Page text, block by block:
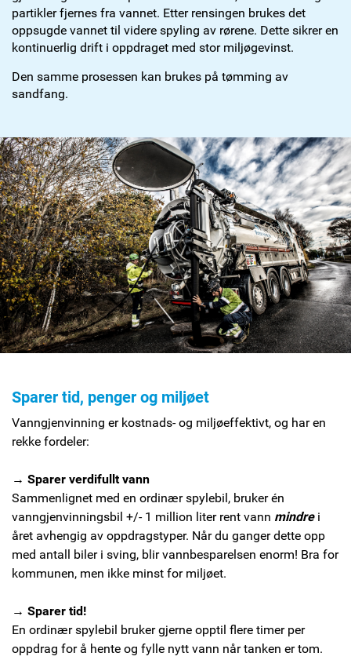
partikler fjernes fra vannet. Etter rensingen brukes det
oppsugde vannet til videre spyling av rørene. Dette sikrer en
kontinuerlig drift i oppdraget med stor miljøgevinst.
Den samme prosessen kan brukes på tømming av
sandfang.
Sparer tid, penger og miljøet
Vanngjenvinning er kostnads- og miljøeffektivt, og har en
rekke fordeler:
→ Sparer verdifullt vann
Sammenlignet med en ordinær spylebil, bruker én
vanngjenvinningsbil +/- 1 million liter rent vann mindrei
året avhengig av oppdragstyper. Når du ganger dette opp
med antall biler i sving, blir vannbesparelsen enorm! Bra for
kommunen, men ikke minst for miljøet.
→ Sparer tid!
En ordinær spylebil bruker gjerne opptil flere timer per
oppdrag for å hente og fylle nytt vann når tanken er tom.